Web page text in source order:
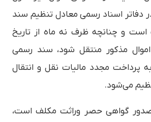
دفاتر اسناد رسمی معادل تنظیم سند
است و چنانچه ظرف نه ماه از تاریخ
اموال مذکور منتقل شود، سند رسمی
به پرداخت مجدد مالیات نقل و انتقال
می‌شود.
گواهی حصر وراثت مکلف است،